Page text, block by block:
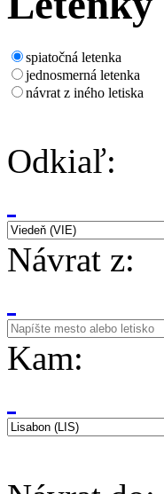
spiatočná letenka
jednosmerná letenka
návrat z iného letiska
Odkiaľ:
Návrat z:
Kam: